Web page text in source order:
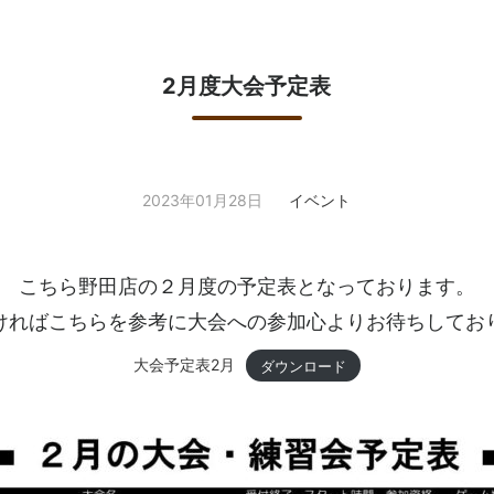
2月度大会予定表
2023年01月28日 イベント
こちら野田店の２月度の予定表となっております。
ればこちらを参考に大会への参加心よりお待ちしてお
大会予定表2月 ダウンロード